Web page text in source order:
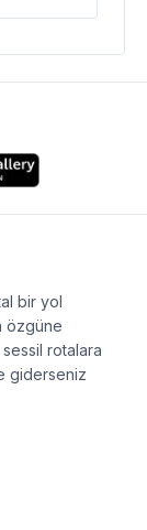
bir yol
özgüne
rotalara
giderseniz